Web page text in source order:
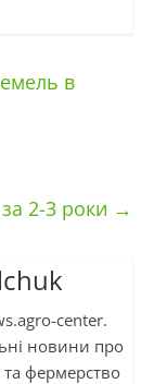
в
2-3 роки →
center.
новини про
та фермерство